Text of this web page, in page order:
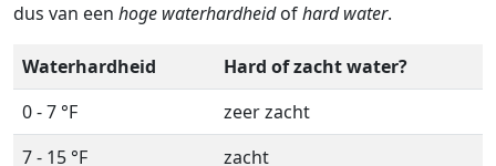
dus van een hoge waterhardheidofhard water.
Waterhardheid
Hard of zacht water?
0 - 7 °F
zeer zacht
7 - 15 °F
zacht